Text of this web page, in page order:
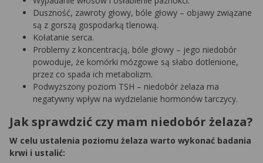
Duszność, zawroty głowy, bóle głowy – objawy związane
są z gorszą gospodarką tlenową.
Kołatanie serca.
Problemy z koncentracją, bóle głowy – jego niedobór
powoduje, że komórki mózgowe są słabo dotlenione,
przez co spada ich metabolizm.
Podwyższony poziom TSH – niedobór żelaza ma
negatywny wpływ na wydzielanie hormonów tarczycy.
Jak sprawdzić czy mam niedobór żelaza?
W celu ustalenia poziomu żelaza warto wykonać badania
krwi i ustalić: